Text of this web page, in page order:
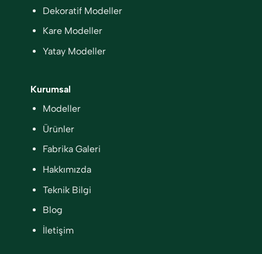
Dekoratif Modeller
Kare Modeller
Yatay Modeller
Kurumsal
Modeller
Ürünler
Fabrika Galeri
Hakkımızda
Teknik Bilgi
Blog
İletişim